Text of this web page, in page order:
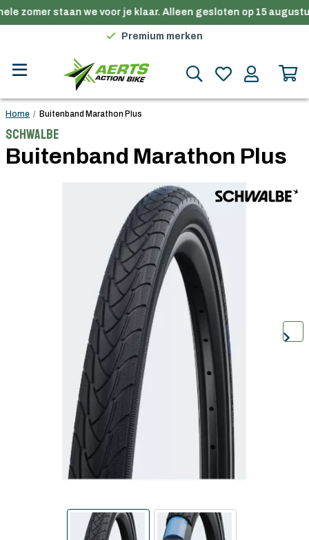
zomer staan we voor je klaar. Alleen gesloten op 15
Gratis verzending in België vanaf €100
Premium merken
Gratis verzending in België vanaf €100
Home / Buitenband Marathon Plus
Schwalbe
Buitenband Marathon Plus